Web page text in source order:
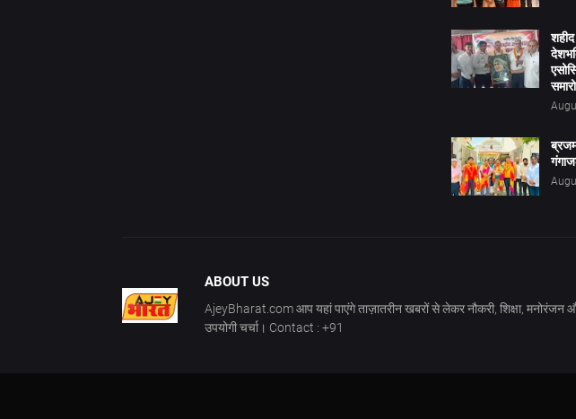
ABOUT US
AjeyBharat.com आप यहां पाएंगे ताज़ातरीन खबरों से लेकर नौकरी, शिक्षा, मनोरंजन
उपयोगी चर्चा। Contact : +91